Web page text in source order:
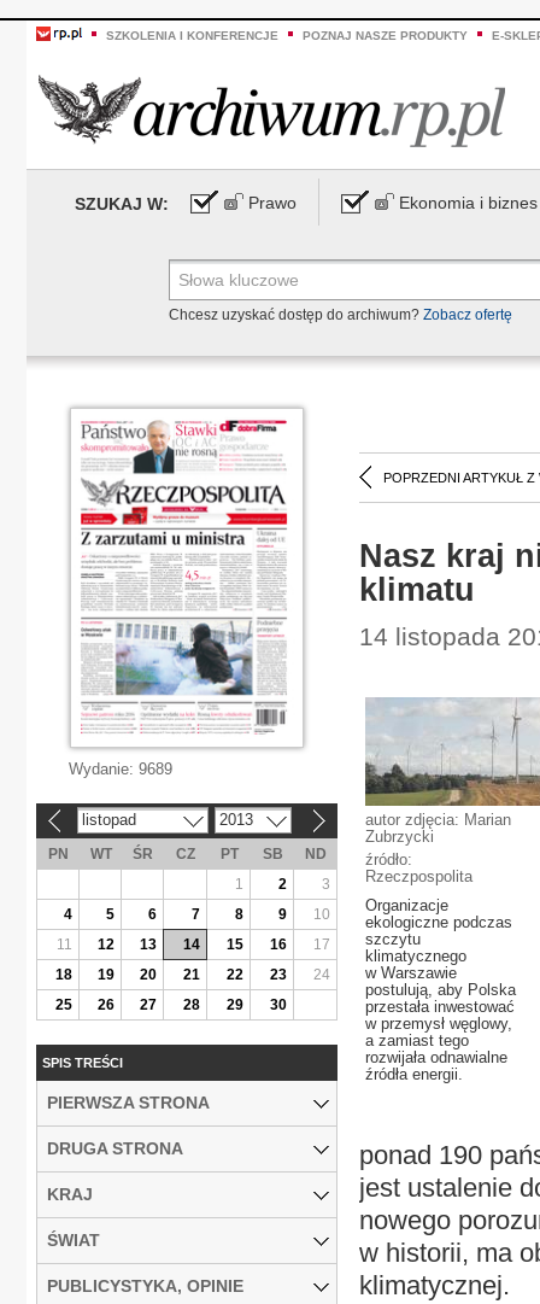
SZKOLENIA I KONFERENCJE POZNAJ NASZE PRODUKTY E-
SZUKAJ W: Prawo Ekonomia i biznes
Chcesz uzyskać dostęp do archiwum? Zobacz ofertę
POPRZEDNI ARTYKUŁ Z
Nasz kraj
klimatu
14 listopada
autor zdjęcia: Marian
Zubrzycki
źródło:
Rzeczpospolita
Organizacje
ekologiczne podczas
szczytu
klimatycznego
w Warszawie
postulują, aby Polska
przestała inwestować
w przemysł węglowy,
a zamiast tego
rozwijała odnawialne
źródła energii.
ponad 190
jest ustalenie
nowego
w historii, ma
klimatycznej.
Wydanie: 9689
listopad 2013
PN WT ŚR CZ PT SB
ND
1
2
3
4
5 6 7 8 9
10
11
12 13 14 15 16
17
18
19 20 21 22 23
24
25
26 27 28 29 30
SPIS TREŚCI
PIERWSZA STRONA
DRUGA STRONA
KRAJ
ŚWIAT
PUBLICYSTYKA, OPINIE